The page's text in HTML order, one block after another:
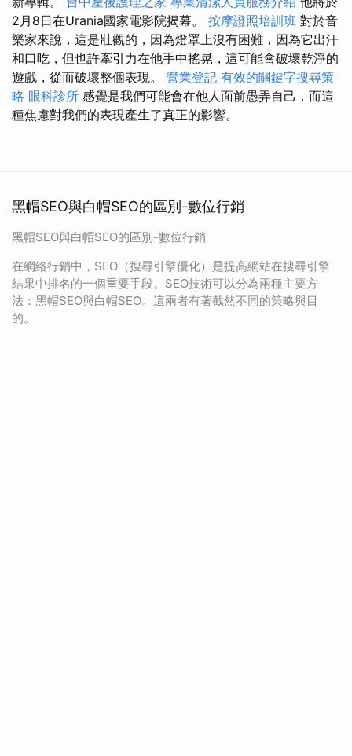
2月8日在Urania國家電影院揭幕。 按摩證照培訓班 對於音
樂家來說，這是壯觀的，因為燈罩上沒有困難，因為它出汗
和口吃，但也許牽引力在他手中搖晃，這可能會破壞乾淨的
遊戲，從而破壞整個表現。 營業登記 有效的關鍵字搜尋策
略 眼科診所 感覺是我們可能會在他人面前愚弄自己，而這
種焦慮對我們的表現產生了真正的影響。
黑帽SEO與白帽SEO的區別-數位行銷
黑帽SEO與白帽SEO的區別-數位行銷
在網絡行銷中，SEO（搜尋引擎優化）是提高網站在搜尋引擎
結果中排名的一個重要手段。SEO技術可以分為兩種主要方
法：黑帽SEO與白帽SEO。這兩者有著截然不同的策略與目
的。